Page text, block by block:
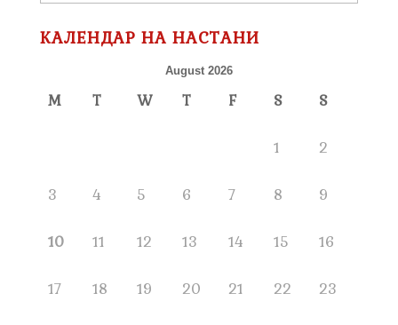
КАЛЕНДАР НА НАСТАНИ
August 2026
M T W T F S S
1 2
3 4 5 6 7 8 9
10 11 12 13 14 15 16
17 18 19 20 21 22 23